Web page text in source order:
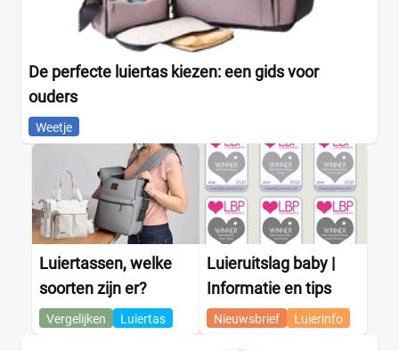
De perfecte luiertas kiezen: een gids voor
ouders
Weetje
Luiertassen, welke
soorten zijn er?
Vergelijken Luiertas
Luieruitslag baby |
Informatie en tips
Nieuwsbrief Luierinfo